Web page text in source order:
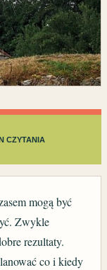
CZYTANIA
mogą być
Zwykle
rezultaty.
co i kiedy